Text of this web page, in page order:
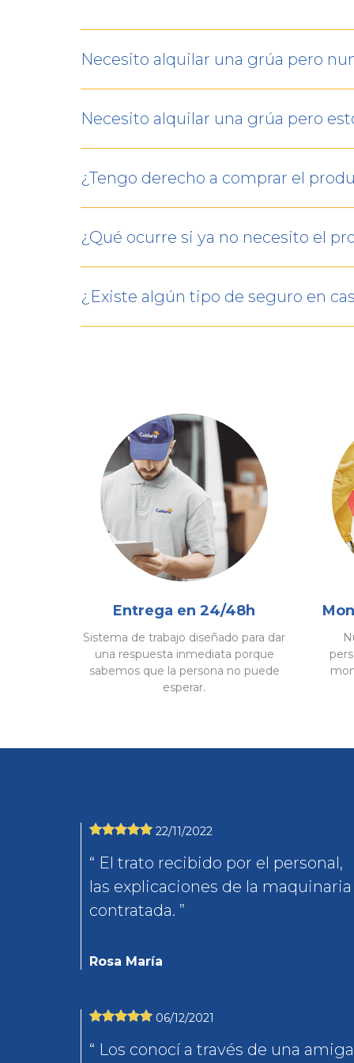
Necesito alquilar una grúa pero
Necesito alquilar una grúa pero
¿Tengo derecho a comprar el
¿Qué ocurre si ya no necesito el
¿Existe algún tipo de seguro en
Entrega en 24/48h
Sistema de trabajo diseñado para dar
una respuesta inmediata porque
sabemos que la persona no puede
esperar.
22/11/2022
las explicaciones de la maquinaria
contratada.
Rosa María
06/12/2021